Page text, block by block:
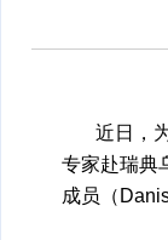
近日，
专家赴瑞典
成员（